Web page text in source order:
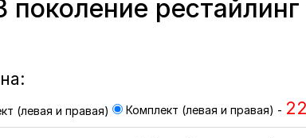
рестайлинг
Комплект (левая и правая) -